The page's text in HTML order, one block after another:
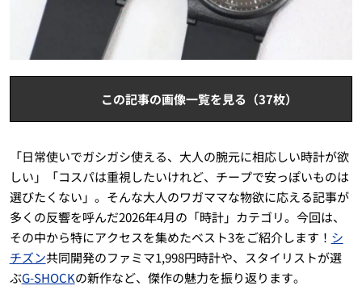
この記事の画像一覧を見る（37枚）
「日常使いでガシガシ使える、大人の腕元に相応しい時計が欲
しい」「コスパは重視したいけれど、チープで安っぽいものは
選びたくない」。そんな大人のワガママな物欲に応える記事が
多くの反響を呼んだ2026年4月の「時計」カテゴリ。今回は、
その中から特にアクセスを集めたベスト3をご紹介します！ シ
チズン共同開発のファミマ1,998円時計や、スタイリストが選
ぶG-SHOCKの新作など、傑作の魅力を振り返ります。